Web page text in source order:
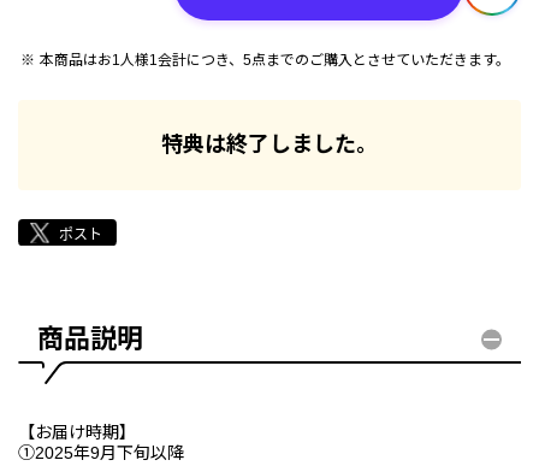
本商品はお1人様1会計につき、5点までのご購入とさせていただきます。
特典は終了しました。
商品説明
【お届け時期】
①2025年9月下旬以降